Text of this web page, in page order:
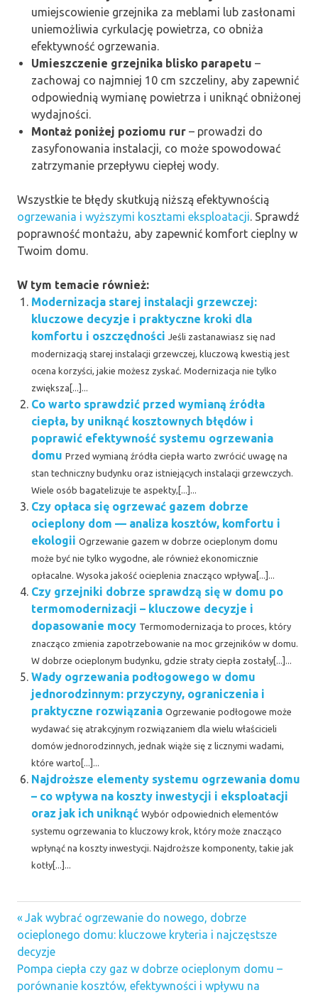
umiejscowienie grzejnika za meblami lub zasłonami
uniemożliwia cyrkulację powietrza, co obniża
efektywność ogrzewania.
Umieszczenie grzejnika blisko parapetu –
zachowaj co najmniej 10 cm szczeliny, aby zapewnić
odpowiednią wymianę powietrza i uniknąć obniżonej
wydajności.
Montaż poniżej poziomu rur – prowadzi do
zasyfonowania instalacji, co może spowodować
zatrzymanie przepływu ciepłej wody.
Wszystkie te błędy skutkują niższą efektywnością
ogrzewania i wyższymi kosztami eksploatacji. Sprawdź
poprawność montażu, aby zapewnić komfort cieplny w
Twoim domu.
W tym temacie również:
Modernizacja starej instalacji grzewczej:
kluczowe decyzje i praktyczne kroki dla
komfortu i oszczędności Jeśli zastanawiasz się nad
modernizacją starej instalacji grzewczej, kluczową kwestią jest
ocena korzyści, jakie możesz zyskać. Modernizacja nie tylko
zwiększa[...]...
Co warto sprawdzić przed wymianą źródła
ciepła, by uniknąć kosztownych błędów i
poprawić efektywność systemu ogrzewania
domu Przed wymianą źródła ciepła warto zwrócić uwagę na
stan techniczny budynku oraz istniejących instalacji grzewczych.
Wiele osób bagatelizuje te aspekty,[...]...
Czy opłaca się ogrzewać gazem dobrze
ocieplony dom — analiza kosztów, komfortu i
ekologii Ogrzewanie gazem w dobrze ocieplonym domu
może być nie tylko wygodne, ale również ekonomicznie
opłacalne. Wysoka jakość ocieplenia znacząco wpływa[...]...
Czy grzejniki dobrze sprawdzą się w domu po
termomodernizacji – kluczowe decyzje i
dopasowanie mocy Termomodernizacja to proces, który
znacząco zmienia zapotrzebowanie na moc grzejników w domu.
W dobrze ocieplonym budynku, gdzie straty ciepła zostały[...]...
Wady ogrzewania podłogowego w domu
jednorodzinnym: przyczyny, ograniczenia i
praktyczne rozwiązania Ogrzewanie podłogowe może
wydawać się atrakcyjnym rozwiązaniem dla wielu właścicieli
domów jednorodzinnych, jednak wiąże się z licznymi wadami,
które warto[...]...
Najdroższe elementy systemu ogrzewania domu
– co wpływa na koszty inwestycji i eksploatacji
oraz jak ich uniknąć Wybór odpowiednich elementów
systemu ogrzewania to kluczowy krok, który może znacząco
wpłynąć na koszty inwestycji. Najdroższe komponenty, takie jak
kotły[...]...
Nawigacja
wpisu
Previous
Post:
Jak wybrać ogrzewanie do nowego, dobrze
ocieplonego domu: kluczowe kryteria i najczęstsze
decyzje
Next
Post:
Pompa ciepła czy gaz w dobrze ocieplonym domu –
porównanie kosztów, efektywności i wpływu na